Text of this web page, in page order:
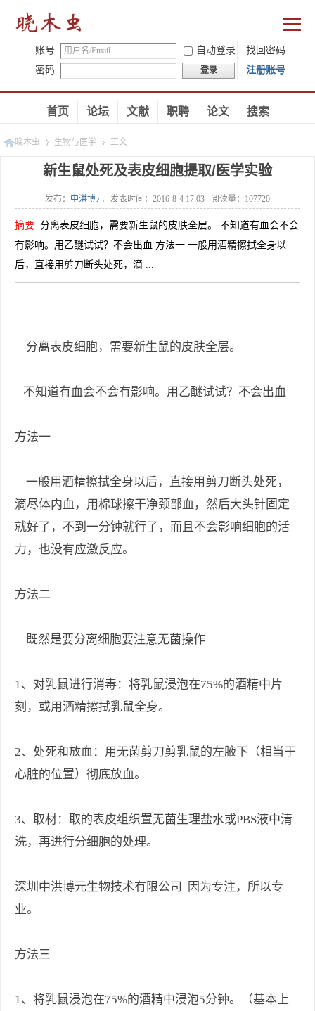
账号 自动登录
找回密码
密码
登录 注册账号
首页 论坛 文献 职聘 论文 搜索
晓木虫 生物与医学
»
正文
新生鼠处死及表皮细胞提取/医学实验
发布： 中洪博元 发表时间： 2016-8-4 17:03 阅读量： 107720
摘要: 分离表皮细胞，需要新生鼠的皮肤全层。 不知道有血会不会
有影响。用乙醚试试？不会出血 方法一 一般用酒精擦拭全身以
后，直接用剪刀断头处死，滴 ...
分离表皮细胞，需要新生鼠的皮肤全层。
不知道有血会不会有影响。用乙醚试试？不会出血
方法一
一般用酒精擦拭全身以后，直接用剪刀断头处死，
滴尽体内血，用棉球擦干净颈部血，然后大头针固定
就好了，不到一分钟就行了，而且不会影响细胞的活
力，也没有应激反应。
方法二
既然是要分离细胞要注意无菌操作
1、对乳鼠进行消毒：将乳鼠浸泡在75%的酒精中片
刻，或用酒精擦拭乳鼠全身。
2、处死和放血：用无菌剪刀剪乳鼠的左腋下（相当于
心脏的位置）彻底放血。
3、取材：取的表皮组织置无菌生理盐水或PBS液中清
洗，再进行分细胞的处理。
深圳中洪博元生物技术有限公司 因为专注，所以专
业。
方法三
1、将乳鼠浸泡在75%的酒精中浸泡5分钟。（基本上